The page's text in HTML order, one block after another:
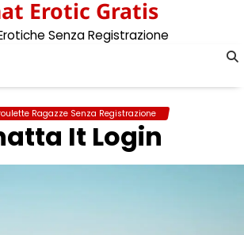
Erotic Gratis
Senza Registrazione
Ragazze Senza Registrazione
It Login